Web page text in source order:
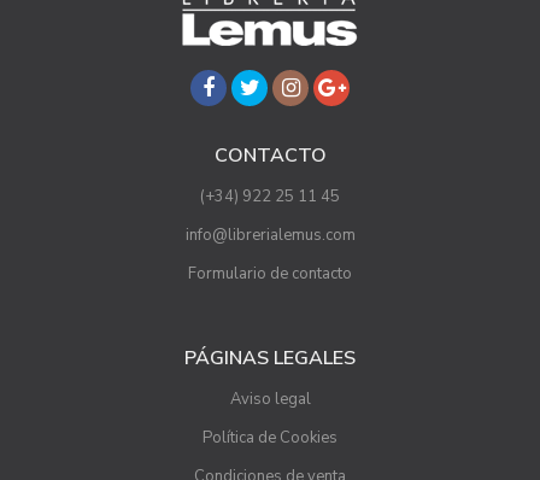
CONTACTO
(+34) 922 25 11 45
info@librerialemus.com
Formulario de contacto
PÁGINAS LEGALES
Aviso legal
Política de Cookies